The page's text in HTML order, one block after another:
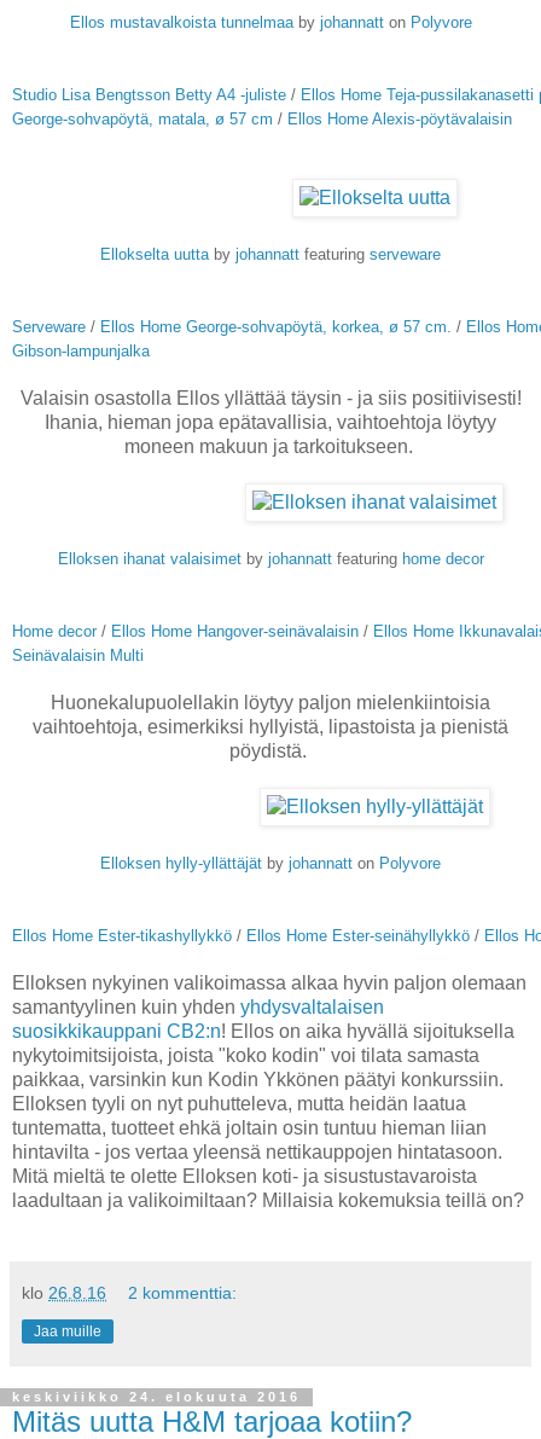
Ellos mustavalkoista tunnelmaaby johannatton Polyvore
Studio Lisa Bengtsson Betty A4 -juliste / Ellos Home Teja-pussilakanasetti
George-sohvapöytä, matala, ø 57 cm / Ellos Home Alexis-pöytävalaisin
Ellokselta uutta by johannatt featuring serveware
Serveware / Ellos Home George-sohvapöytä, korkea, ø 57 cm. / Ellos
Gibson-lampunjalka
Valaisin osastolla Ellos yllättää täysin - ja siis positiivisesti!
Ihania, hieman jopa epätavallisia, vaihtoehtoja löytyy
moneen makuun ja tarkoitukseen.
Elloksen ihanat valaisimetby johannattfeaturing home decor
Home decor / Ellos Home Hangover-seinävalaisin / Ellos Home
Seinävalaisin Multi
Huonekalupuolellakin löytyy paljon mielenkiintoisia
vaihtoehtoja, esimerkiksi hyllyistä, lipastoista ja pienistä
pöydistä.
Elloksen hylly-yllättäjät by johannatt on Polyvore
Ellos Home Ester-tikashyllykkö / Ellos Home Ester-seinähyllykkö / Ellos
Elloksen nykyinen valikoimassa alkaa hyvin paljon olemaan
samantyylinen kuin yhden yhdysvaltalaisen
suosikkikauppani CB2:n! Ellos on aika hyvällä sijoituksella
nykytoimitsijoista, joista "koko kodin" voi tilata samasta
paikkaa, varsinkin kun Kodin Ykkönen päätyi konkurssiin.
Elloksen tyyli on nyt puhutteleva, mutta heidän laatua
tuntematta, tuotteet ehkä joltain osin tuntuu hieman liian
hintavilta - jos vertaa yleensä nettikauppojen hintatasoon.
Mitä mieltä te olette Elloksen koti- ja sisustustavaroista
laadultaan ja valikoimiltaan? Millaisia kokemuksia teillä on?
klo 26.8.16 2 kommenttia:
Jaa muille
keskiviikko 24. elokuuta 2016
Mitäs uutta H&M tarjoaa kotiin?